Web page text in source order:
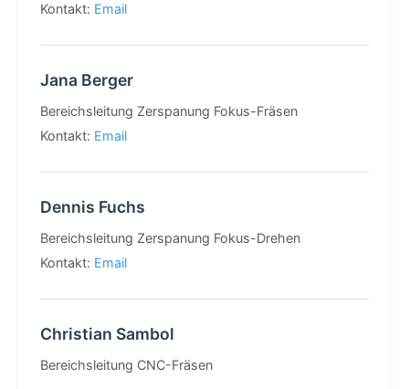
Kontakt: Email
Jana Berger
Bereichsleitung Zerspanung Fokus-Fräsen
Kontakt: Email
Dennis Fuchs
Bereichsleitung Zerspanung Fokus-Drehen
Kontakt: Email
Christian Sambol
Bereichsleitung CNC-Fräsen